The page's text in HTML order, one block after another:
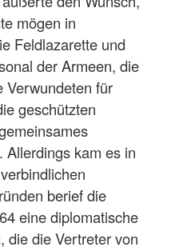
mögen in
Feldlazarette und
der Armeen, die
Verwundeten für
geschützten
Allerdings kam es in
berief die
eine diplomatische
die die Vertreter von